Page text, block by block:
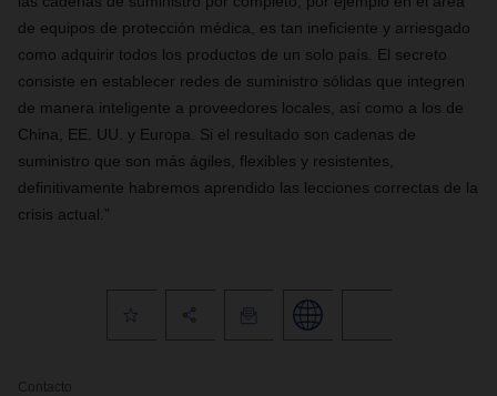
de equipos de protección médica, es tan ineficiente y arriesgado
como adquirir todos los productos de un solo país. El secreto
consiste en establecer redes de suministro sólidas que integren
de manera inteligente a proveedores locales, así como a los de
China, EE. UU. y Europa. Si el resultado son cadenas de
suministro que son más ágiles, flexibles y resistentes,
definitivamente habremos aprendido las lecciones correctas de la
crisis actual.”
Contacto